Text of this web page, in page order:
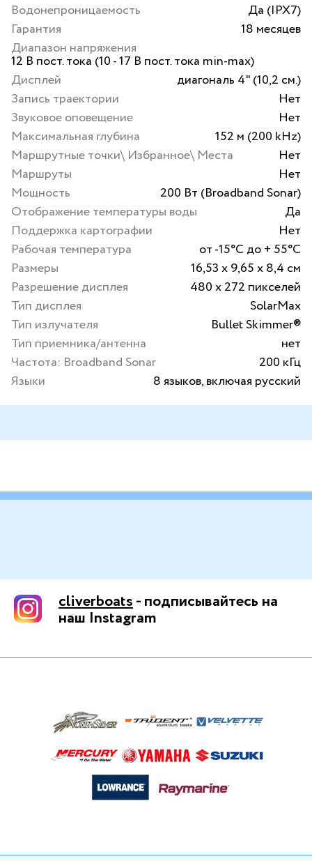
Водонепроницаемость
Да (IPX7)
Гарантия
18 месяцев
Диапазон напряжения
12 В пост. тока (10 - 17 В пост. тока min-max)
Дисплей
диагональ 4" (10,2 см.)
Запись траектории
Нет
Звуковое оповещение
Нет
Максимальная глубина
152 м (200 kHz)
Маршрутные точки\ Избранное\ Места
Нет
Маршруты
Нет
Мощность
200 Вт (Broadband Sonar)
Отображение температуры воды
Да
Поддержка картографии
Нет
Рабочая температура
от -15°C до + 55°C
Размеры
16,53 x 9,65 x 8,4 см
Разрешение дисплея
480 x 272 пикселей
Тип дисплея
SolarMax
Тип излучателя
Bullet Skimmer®
Тип приемника/антенна
нет
Частота: Broadband Sonar
200 кГц
Языки
8 языков, включая русский
cliverboats- подписывайтесь на
наш Instagram